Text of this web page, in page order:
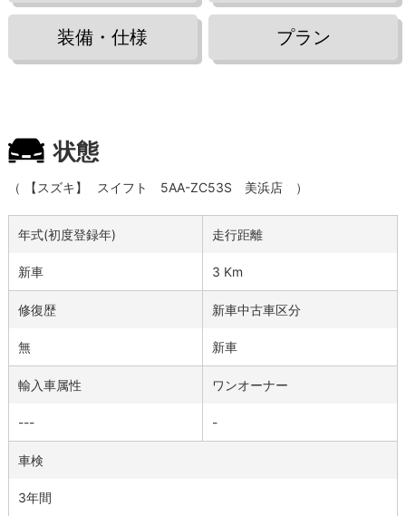
装備・仕様 プラン
状態
（ 【スズキ】 スイフト 5AA-ZC53S 美浜店 ）
年式(初度登録年)
新車
走行距離
3 Km
修復歴
無
新車中古車区分
新車
輸入車属性
---
ワンオーナー
-
車検
3年間